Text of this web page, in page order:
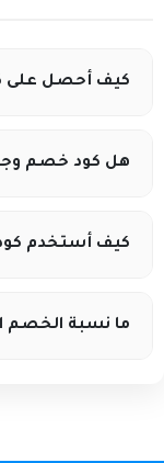
كيف أحصل على
يمكنك زيارة
هل كود خصم
نعم، يوفر موقع
كيف أستخدم
انسخ الكود من
ما نسبة الخصم